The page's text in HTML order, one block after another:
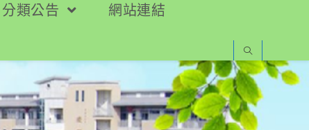
分類公告
網站連結